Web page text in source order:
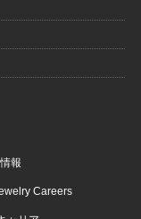
報
Careers